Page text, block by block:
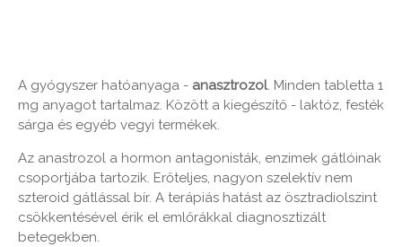
A gyógyszer hatóanyaga - anasztrozol. Minden tabletta 1
mg anyagot tartalmaz. Között a kiegészítő - laktóz, festék
sárga és egyéb vegyi termékek.
Az anastrozol a hormon antagonisták, enzimek gátlóinak
csoportjába tartozik. Erőteljes, nagyon szelektív nem
szteroid gátlással bír. A terápiás hatást az ösztradiolszint
csökkentésével érik el emlőrákkal diagnosztizált
betegekben.